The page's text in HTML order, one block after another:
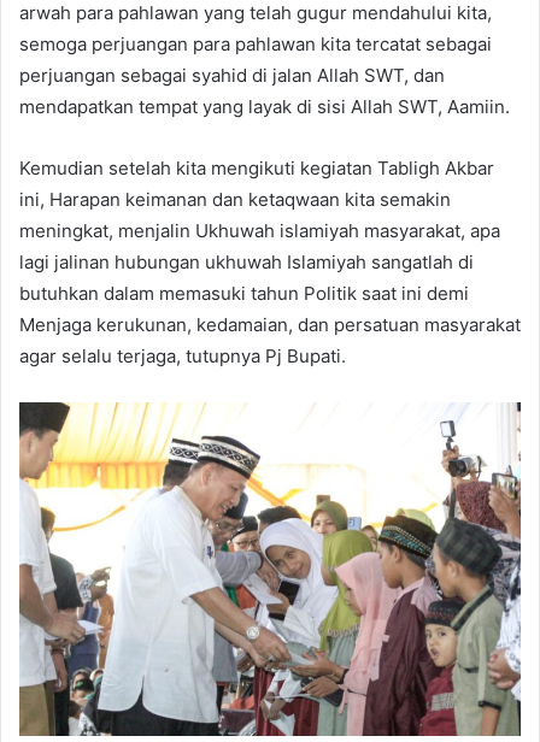
arwah para pahlawan yang telah gugur mendahului kita,
semoga perjuangan para pahlawan kita tercatat sebagai
perjuangan sebagai syahid di jalan Allah SWT, dan
mendapatkan tempat yang layak di sisi Allah SWT, Aamiin.
Kemudian setelah kita mengikuti kegiatan Tabligh Akbar
ini, Harapan keimanan dan ketaqwaan kita semakin
meningkat, menjalin Ukhuwah islamiyah masyarakat, apa
lagi jalinan hubungan ukhuwah Islamiyah sangatlah di
butuhkan dalam memasuki tahun Politik saat ini demi
Menjaga kerukunan, kedamaian, dan persatuan masyarakat
agar selalu terjaga, tutupnya Pj Bupati.